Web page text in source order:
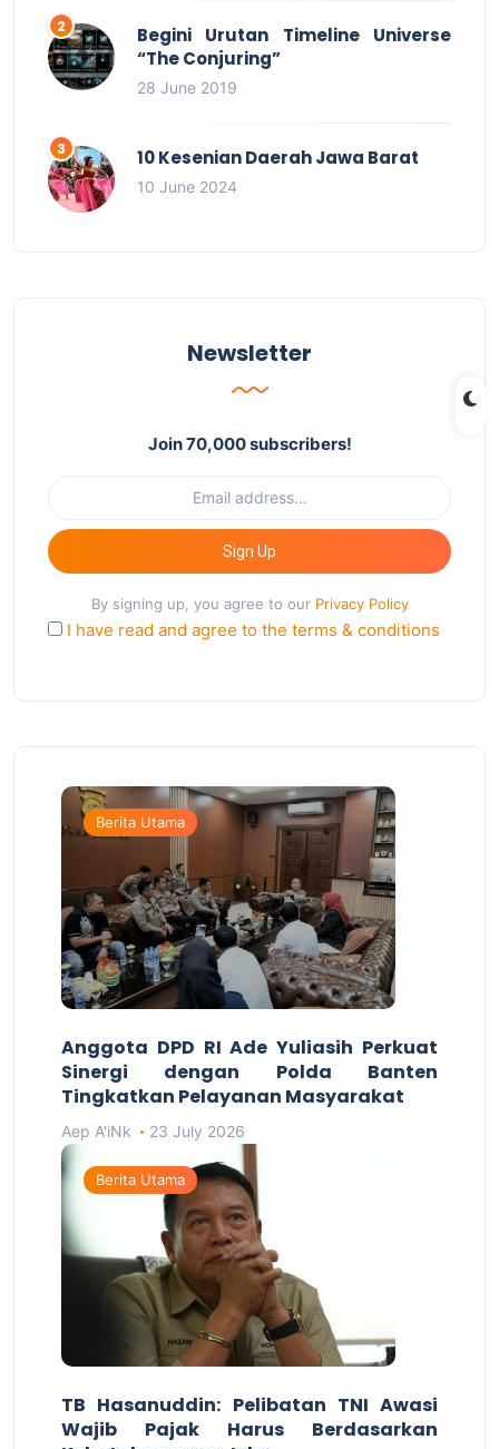
Begini Urutan Timeline Universe
“The Conjuring”
28 June 2019
10 Kesenian Daerah Jawa Barat
10 June 2024
Newsletter
Join 70,000 subscribers!
Sign Up
By signing up, you agree to our Privacy Policy
I have read and agree to the terms & conditions
Berita Utama
Anggota DPD RI Ade Yuliasih Perkuat
Sinergi dengan Polda Banten
Tingkatkan Pelayanan Masyarakat
Aep A'iNk 23 July 2026
Berita Utama
TB Hasanuddin: Pelibatan TNI Awasi
Wajib Pajak Harus Berdasarkan